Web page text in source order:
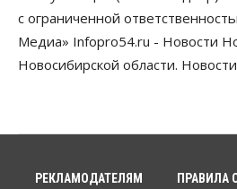
Медики готовятся к второму
клещей в Новосибирской
06 Августа 2026, 10:00
06 Августа 2026, 09:00
Застройщики
с ограниченной
Медиа» Infopro54.ru - Новости
Новосибирской области.
РЕКЛАМОДАТЕЛЯМ ПРАВИЛА